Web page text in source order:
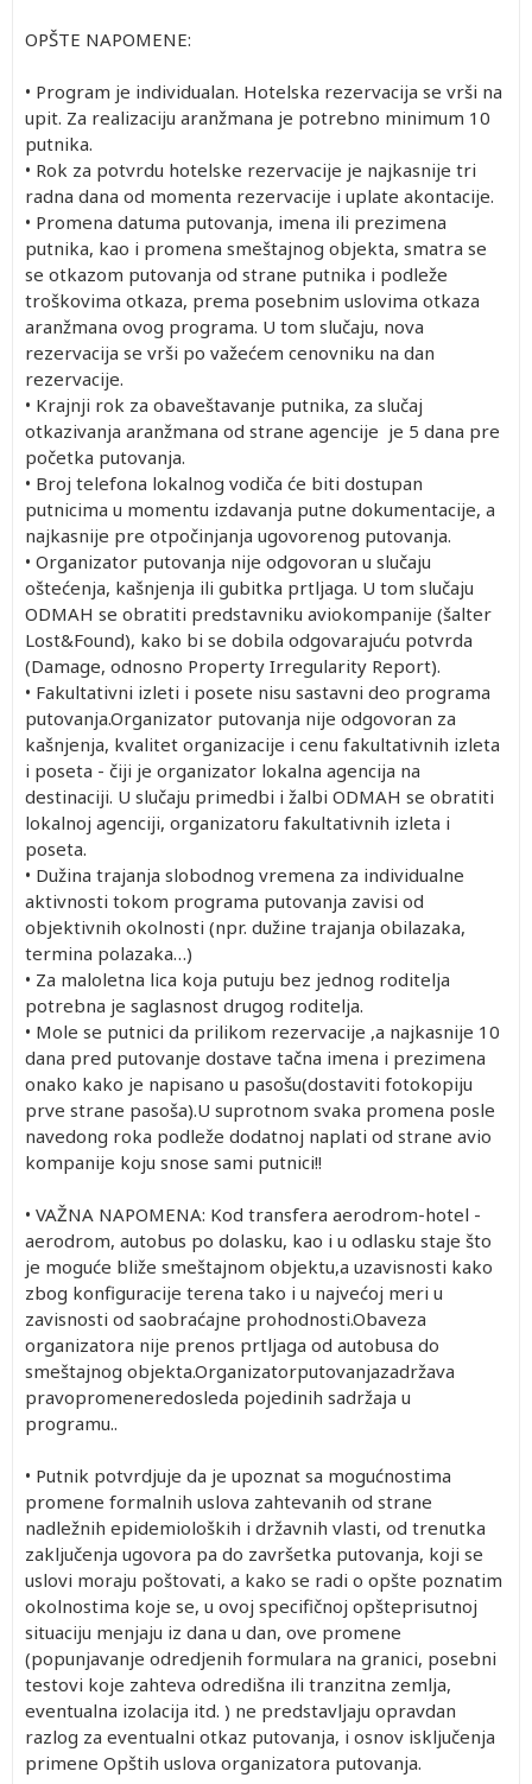
OPŠTE NAPOMENE:
• Program je individualan. Hotelska rezervacija se vrši na
upit. Za realizaciju aranžmana je potrebno minimum 10
putnika.
• Rok za potvrdu hotelske rezervacije je najkasnije tri
radna dana od momenta rezervacije i uplate akontacije.
• Promena datuma putovanja, imena ili prezimena
putnika, kao i promena smeštajnog objekta, smatra se
se otkazom putovanja od strane putnika i podleže
troškovima otkaza, prema posebnim uslovima otkaza
aranžmana ovog programa. U tom slučaju, nova
rezervacija se vrši po važećem cenovniku na dan
rezervacije.
• Krajnji rok za obaveštavanje putnika, za slučaj
otkazivanja aranžmana od strane agencije je 5 dana pre
početka putovanja.
• Broj telefona lokalnog vodiča će biti dostupan
putnicima u momentu izdavanja putne dokumentacije, a
najkasnije pre otpočinjanja ugovorenog putovanja.
• Organizator putovanja nije odgovoran u slučaju
oštećenja, kašnjenja ili gubitka prtljaga. U tom slučaju
ODMAH se obratiti predstavniku aviokompanije (šalter
Lost&Found), kako bi se dobila odgovarajuću potvrda
(Damage, odnosno Property Irregularity Report).
• Fakultativni izleti i posete nisu sastavni deo programa
putovanja.Organizator putovanja nije odgovoran za
kašnjenja, kvalitet organizacije i cenu fakultativnih izleta
i poseta - čiji je organizator lokalna agencija na
destinaciji. U slučaju primedbi i žalbi ODMAH se obratiti
lokalnoj agenciji, organizatoru fakultativnih izleta i
poseta.
• Dužina trajanja slobodnog vremena za individualne
aktivnosti tokom programa putovanja zavisi od
objektivnih okolnosti (npr. dužine trajanja obilazaka,
termina polazaka…)
• Za maloletna lica koja putuju bez jednog roditelja
potrebna je saglasnost drugog roditelja.
• Mole se putnici da prilikom rezervacije ,a najkasnije 10
dana pred putovanje dostave tačna imena i prezimena
onako kako je napisano u pasošu(dostaviti fotokopiju
prve strane pasoša).U suprotnom svaka promena posle
navedong roka podleže dodatnoj naplati od strane avio
kompanije koju snose sami putnici!!
• VAŽNA NAPOMENA: Kod transfera aerodrom-hotel -
aerodrom, autobus po dolasku, kao i u odlasku staje što
je moguće bliže smeštajnom objektu,a uzavisnosti kako
zbog konfiguracije terena tako i u najvećoj meri u
zavisnosti od saobraćajne prohodnosti.Obaveza
organizatora nije prenos prtljaga od autobusa do
smeštajnog objekta.Organizatorputovanjazadržava
pravopromeneredosleda pojedinih sadržaja u
programu..
• Putnik potvrdjuje da je upoznat sa mogućnostima
promene formalnih uslova zahtevanih od strane
nadležnih epidemioloških i državnih vlasti, od trenutka
zaključenja ugovora pa do završetka putovanja, koji se
uslovi moraju poštovati, a kako se radi o opšte poznatim
okolnostima koje se, u ovoj specifičnoj opšteprisutnoj
situaciju menjaju iz dana u dan, ove promene
(popunjavanje odredjenih formulara na granici, posebni
testovi koje zahteva odredišna ili tranzitna zemlja,
eventualna izolacija itd. ) ne predstavljaju opravdan
razlog za eventualni otkaz putovanja, i osnov isključenja
primene Opštih uslova organizatora putovanja.